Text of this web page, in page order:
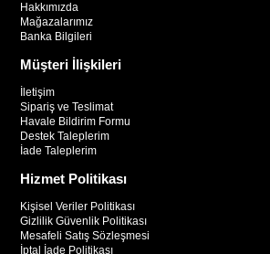
Hakkımızda
Mağazalarımız
Banka Bilgileri
Müşteri İlişkileri
İletişim
Sipariş ve Teslimat
Havale Bildirim Formu
Destek Taleplerim
İade Taleplerim
Hizmet Politikası
Kişisel Veriler Politikası
Gizlilik Güvenlik Politikası
Mesafeli Satış Sözleşmesi
İptal İade Politikası